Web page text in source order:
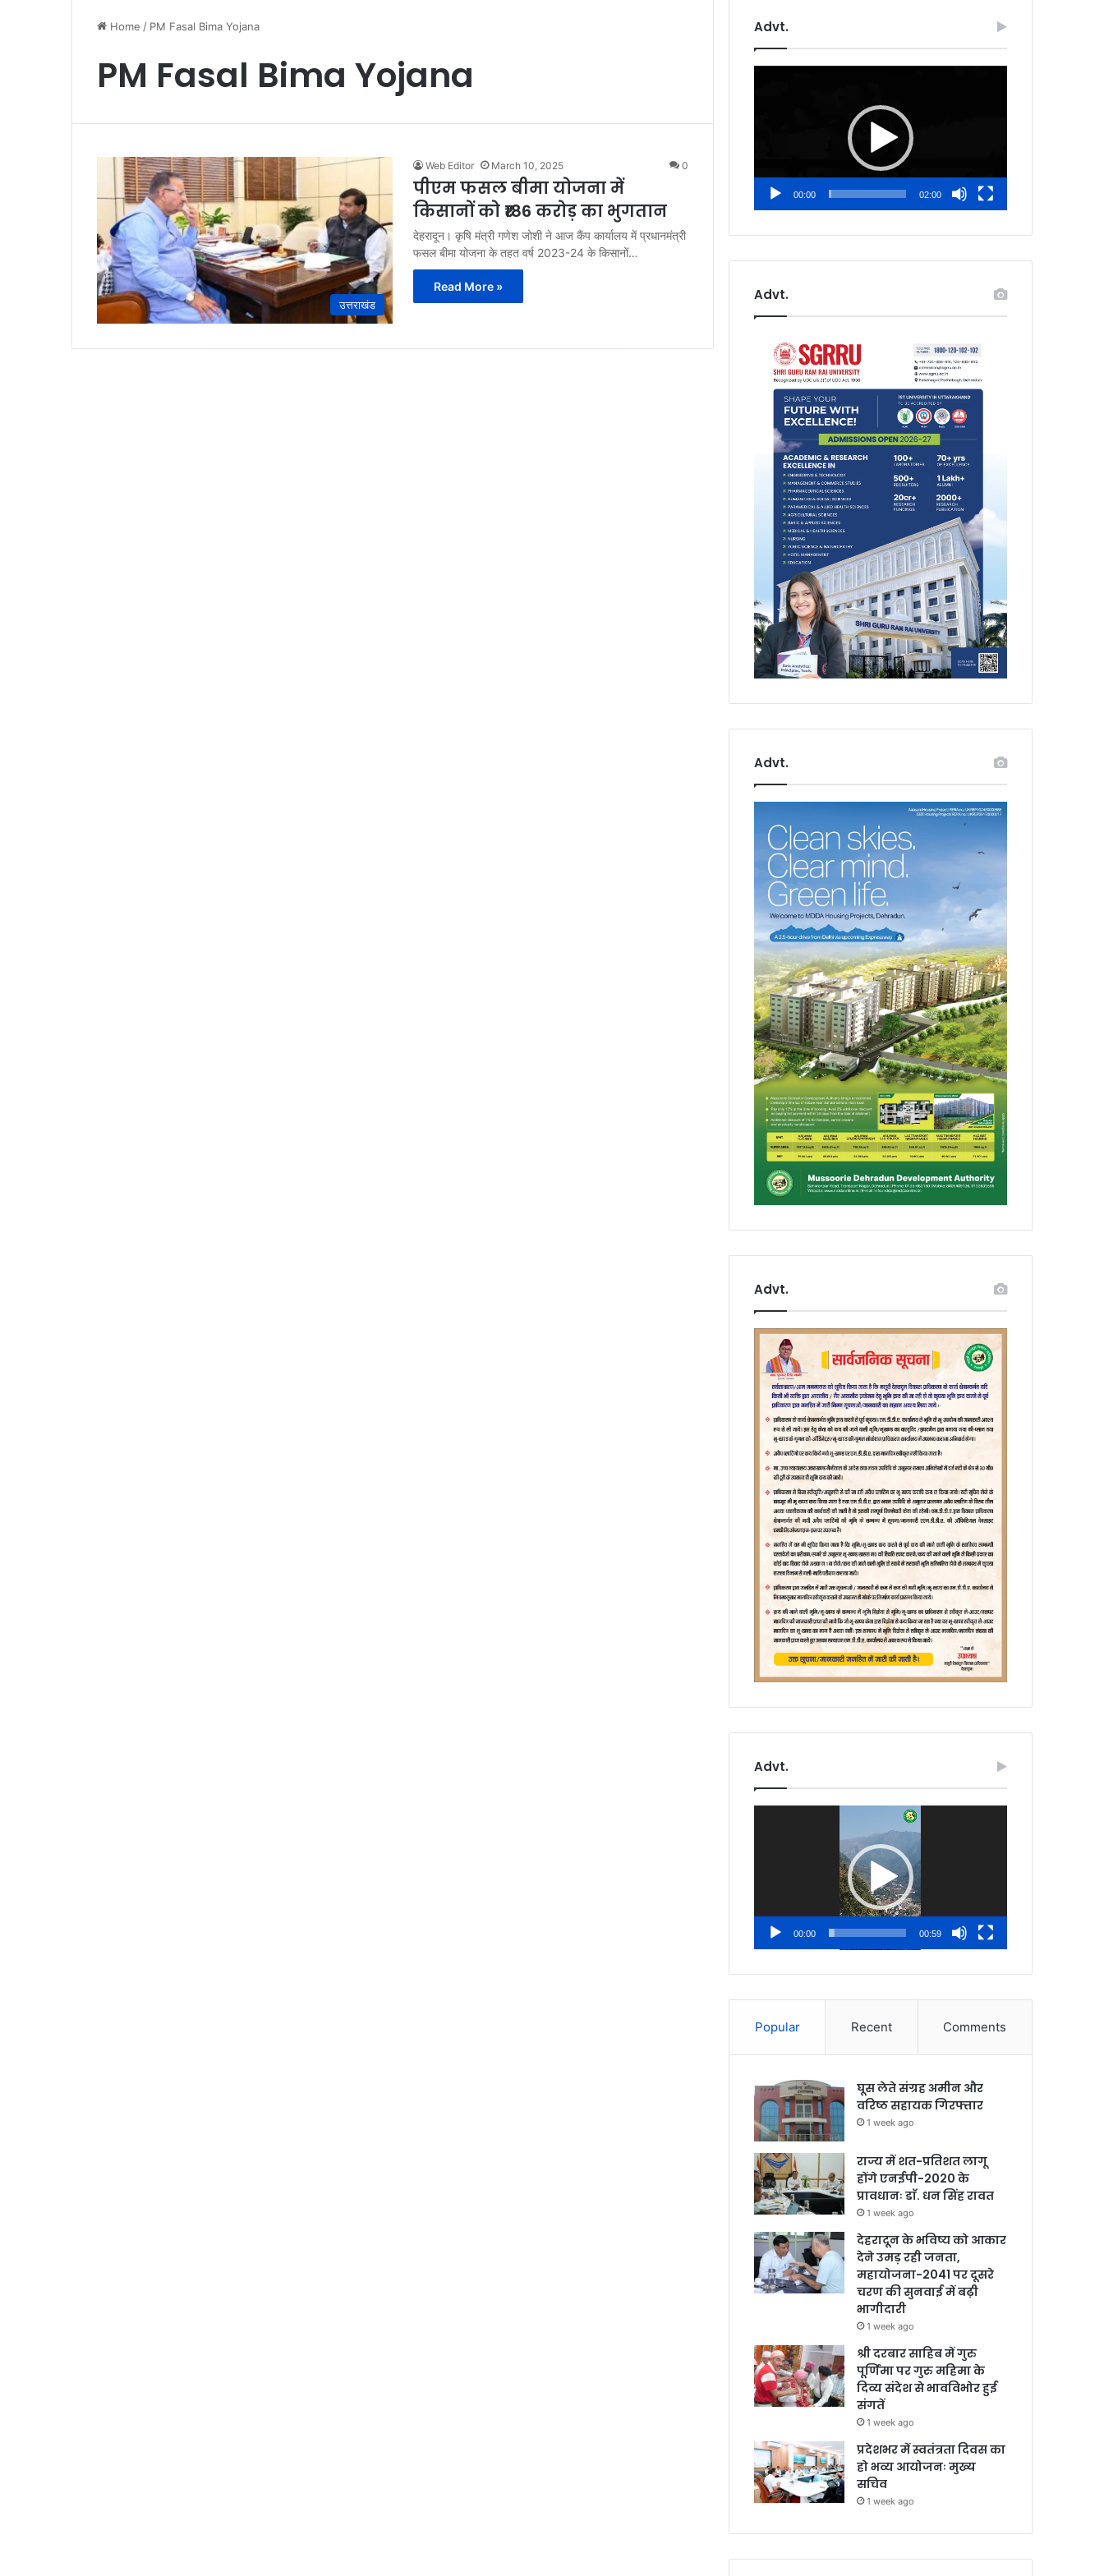
Home / PM Fasal Bima Yojana
PM Fasal Bima Yojana
उत्तराखंड
Web Editor March 10, 2025 0
पीएम फसल बीमा योजना में
किसानों को ₹186 करोड़ का भुगतान
देहरादून। कृषि मंत्री गणेश जोशी ने आज कैंप कार्यालय में प्रधानमंत्री
फसल बीमा योजना के तहत वर्ष 2023-24 के किसानों…
Read More »
Advt.
00:00 02:00
Advt.
Advt.
Advt.
Advt.
00:00 00:59
Popular Recent Comments
घूस लेते संग्रह अमीन और
वरिष्ठ सहायक गिरफ्तार
1 week ago
राज्य में शत-प्रतिशत लागू
होंगे एनईपी-2020 के
प्रावधानः डाॅ. धन सिंह रावत
1 week ago
देहरादून के भविष्य को आकार
देने उमड़ रही जनता,
महायोजना-2041 पर दूसरे
चरण की सुनवाई में बढ़ी
भागीदारी
1 week ago
श्री दरबार साहिब में गुरु
पूर्णिमा पर गुरु महिमा के
दिव्य संदेश से भावविभोर हुई
संगतें
1 week ago
प्रदेशभर में स्वतंत्रता दिवस का
हो भव्य आयोजनः मुख्य
सचिव
1 week ago